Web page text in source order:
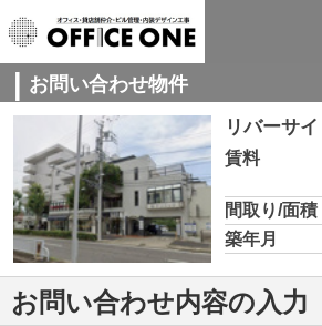
お問い合わせ物件
賃料
間取り/面積
築年月
お問い合わせ内容の入力